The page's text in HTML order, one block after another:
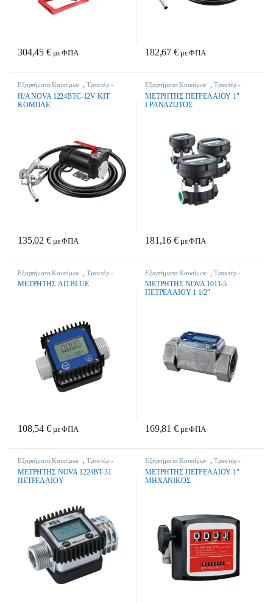
304,45€με ΦΠΑ 182,67€με ΦΠΑ
Εξαρτήματα Καυσίμων
Τρακτέρ -
H/A NOVA 1224BTC-12V KIT
KOMΠΛE
135,02€με ΦΠΑ
Εξαρτήματα Καυσίμων
Τρακτέρ -
METPHTHΣ ΠETPEΛAIOY 1″
ΓPANAZΩTOΣ
181,16€με ΦΠΑ
Εξαρτήματα Καυσίμων
Τρακτέρ -
Γεωργικά Μηχανήματα
METPHTHΣ AD BLUE
108,54€με ΦΠΑ
Εξαρτήματα Καυσίμων
Τρακτέρ -
Γεωργικά Μηχανήματα
METPHTHΣ NOVA 1011-5
ΠETPEΛAIOY 1 1/2″
169,81€με ΦΠΑ
Εξαρτήματα Καυσίμων , Τρακτέρ -
Γεωργικά Μηχανήματα
METPHTHΣ NOVA 1224BT-31
ΠETPEΛAIOY
Εξαρτήματα Καυσίμων , Τρακτέρ -
Γεωργικά Μηχανήματα
METPHTHΣ ΠETPEΛAIOY 1″
MHXANIKOΣ